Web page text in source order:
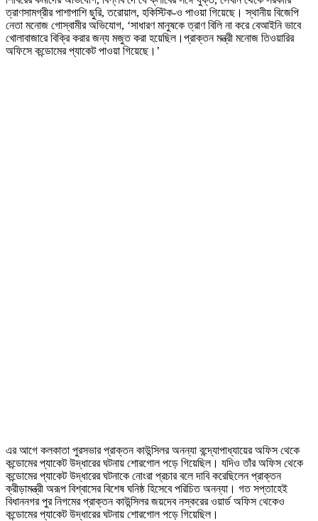
ত্রাণসামগ্রীর পাশাপাশি ছুরি, তরোয়াল, হকিস্টিক-ও পাওয়া গিয়েছে। স্থানীয় বিজেপি
নেতা মনোজ গোস্বামীর অভিযোগ, ‘সাধারণ মানুষকে ত্রাণ বিলি না করে বেআইনি ভাবে
খোলাবাজারে বিক্রি করার জন্য মজুত করা হয়েছিল।প্রাক্তন মন্ত্রী মনোজ তিওয়ারির
অফিসে কন্ডোমের প্যাকেট পাওয়া গিয়েছে।’
এর আগে কলকাতা পুরসভার প্রাক্তন কাউন্সিলর অনন্যা বন্দ্যোপাধ্যায়ের অফিস থেকে
কন্ডোমের প্যাকেট উদ্ধারের ঘটনায় শোরগোল পড়ে গিয়েছিল। যদিও তাঁর অফিস থেকে
কন্ডোমের প্যাকেট উদ্ধারের ঘটনাকে নোংরা প্রচার বলে দাবি করেছিলেন প্রাক্তন
ক্রীড়ামন্ত্রী অরূপ বিশ্বাসের বিশেষ ঘনিষ্ঠ হিসেবে পরিচিত অনন্যা। গত সপ্তাহেই
বিধাননগর পুর নিগমের প্রাক্তন কাউন্সিলর জয়দেব নস্করের ওয়ার্ড অফিস থেকেও
কন্ডোমের প্যাকেট উদ্ধারের ঘটনায় শোরগোল পড়ে গিয়েছিল।